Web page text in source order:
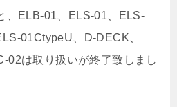
、ELB-01、ELS-01、ELS-
01CtypeU、D-DECK、
02は取り扱いが終了致しまし